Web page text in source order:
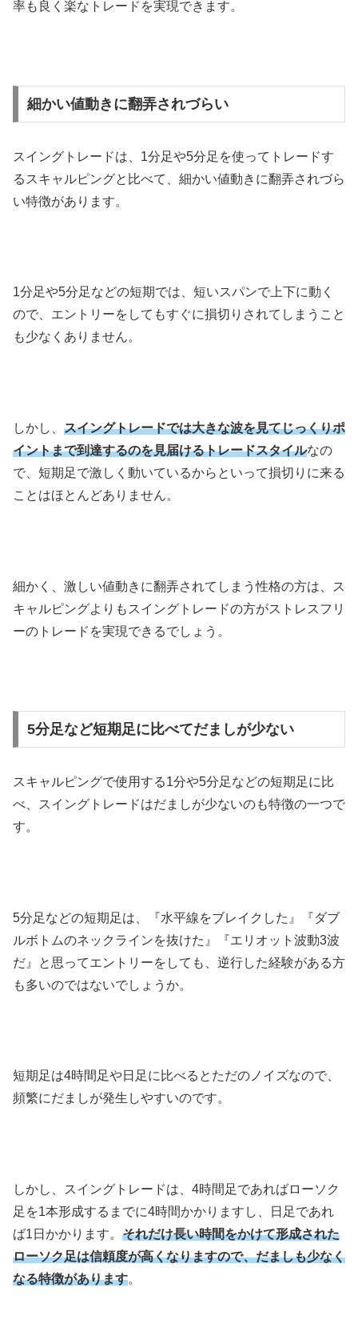
率も良く楽なトレードを実現できます。
細かい値動きに翻弄されづらい
スイングトレードは、 1分足や5分足を使ってトレードす
るスキャルピングと比べて、細かい値動きに翻弄されづら
い特徴があります。
1分足や5分足などの短期では、短いスパンで上下に動く
ので、エントリーをしてもすぐに損切りされてしまうこと
も少なくありません。
しかし、 スイングトレードでは大きな波を見てじっくりポ
イントまで到達するのを見届けるトレードスタイルなの
で、短期足で激しく動いているからといって損切りに来る
ことはほとんどありません。
細かく、激しい値動きに翻弄されてしまう性格の方は、ス
キャルピングよりもスイングトレードの方がストレスフリ
ーのトレードを実現できるでしょう。
5分足など短期足に比べてだましが少ない
スキャルピングで使用する1分や5分足などの短期足に比
べ、スイングトレードはだましが少ないのも特徴の一つで
す。
5分足などの短期足は、『水平線をブレイクした』『ダブ
ルボトムのネックラインを抜けた』『エリオット波動3波
だ』と思ってエントリーをしても、逆行した経験がある方
も多いのではないでしょうか。
短期足は4時間足や日足に比べるとただのノイズなので、
頻繁にだましが発生しやすいのです。
しかし、スイングトレードは、 4時間足であればローソク
足を1本形成するまでに4時間かかりますし、日足であれ
ば1 日かかります。 それだけ長い時間をかけて形成された
ローソク足は信頼度が高くなりますので、だましも少なく
なる特徴があります。